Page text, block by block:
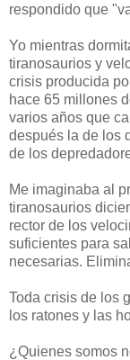
respondido que
Yo mientras
tiranosaurios y
crisis producida
hace 65 millones
varios años que
después la de los
de los
Me imaginaba al
tiranosaurios
rector de los
suficientes para
necesarias.
Toda crisis de los
los ratones y las
¿Quienes somos